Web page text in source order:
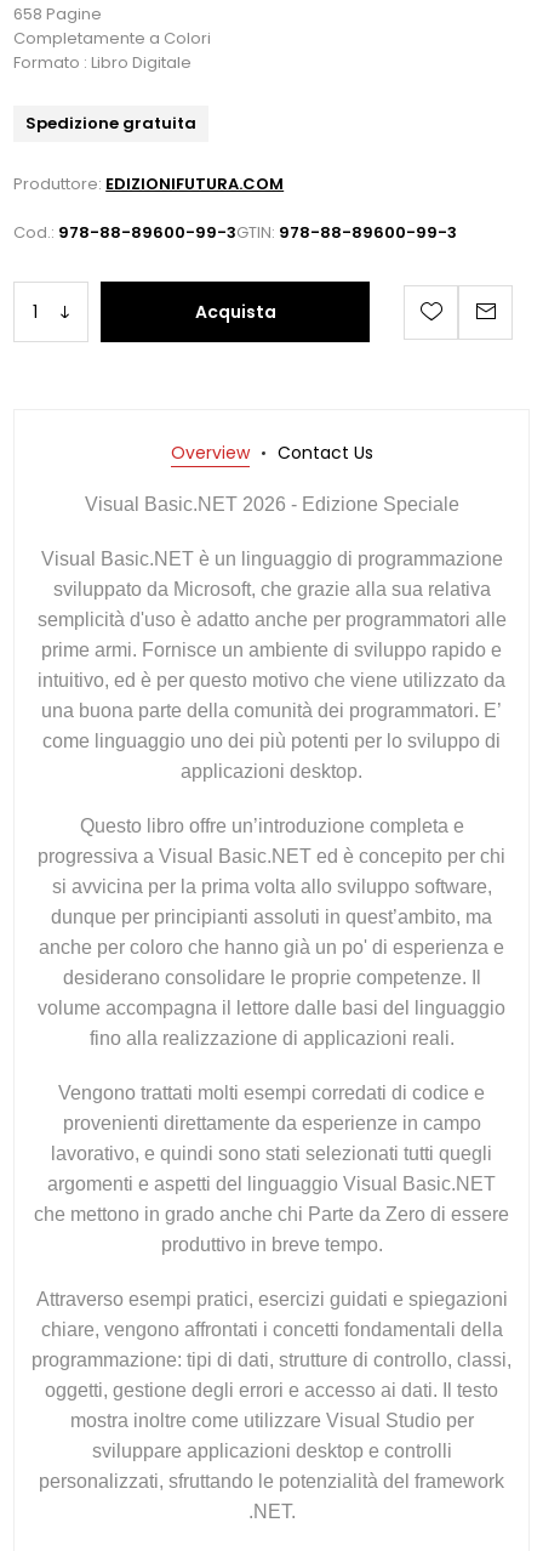
658 Pagine
Completamente a Colori
Formato : Libro Digitale
Spedizione gratuita
Produttore: EDIZIONIFUTURA.COM
Cod.: 978-88-89600-99-3GTIN: 978-88-89600-99-3
Acquista
Overview Contact Us
Visual Basic.NET 2026 - Edizione Speciale
Visual Basic.NET è un linguaggio di programmazione
sviluppato da Microsoft, che grazie alla sua relativa
semplicità d'uso è adatto anche per programmatori alle
prime armi. Fornisce un ambiente di sviluppo rapido e
intuitivo, ed è per questo motivo che viene utilizzato da
una buona parte della comunità dei programmatori. E’
come linguaggio uno dei più potenti per lo sviluppo di
applicazioni desktop.
Questo libro offre un’introduzione completa e
progressiva a Visual Basic.NET ed è concepito per chi
si avvicina per la prima volta allo sviluppo software,
dunque per principianti assoluti in quest’ambito, ma
anche per coloro che hanno già un po' di esperienza e
desiderano consolidare le proprie competenze. Il
volume accompagna il lettore dalle basi del linguaggio
fino alla realizzazione di applicazioni reali.
Vengono trattati molti esempi corredati di codice e
provenienti direttamente da esperienze in campo
lavorativo, e quindi sono stati selezionati tutti quegli
argomenti e aspetti del linguaggio Visual Basic.NET
che mettono in grado anche chi Parte da Zero di essere
produttivo in breve tempo.
Attraverso esempi pratici, esercizi guidati e spiegazioni
chiare, vengono affrontati i concetti fondamentali della
programmazione: tipi di dati, strutture di controllo, classi,
oggetti, gestione degli errori e accesso ai dati. Il testo
mostra inoltre come utilizzare Visual Studio per
sviluppare applicazioni desktop e controlli
personalizzati, sfruttando le potenzialità del framework
.NET.